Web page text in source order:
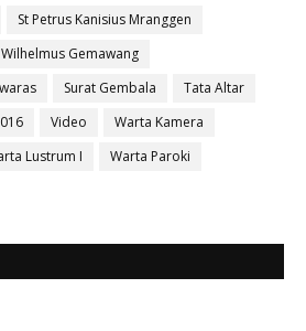
St Petrus Kanisius Mranggen
Wilhelmus Gemawang
Surat Gembala
Tata Altar
Video
Warta Kamera
Lustrum I
Warta Paroki